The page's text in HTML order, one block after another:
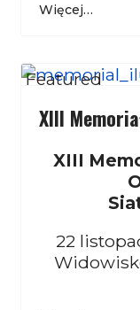
Więcej…
Featured
XIII
XIII
22